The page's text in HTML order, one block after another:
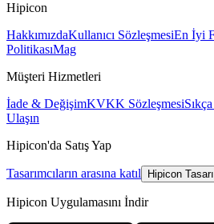
Hipicon
HakkımızdaKullanıcı SözleşmesiEn İyi
PolitikasıMag
Müşteri Hizmetleri
İade & DeğişimKVKK Sözleşmesi
Ulaşın
Hipicon'da Satış Yap
Tasarımcıların arasına katıl Hipicon
Hipicon Uygulamasını İndir